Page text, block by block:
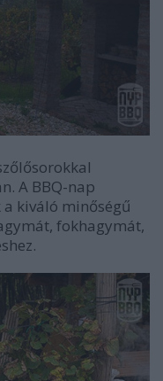
A BBQ-nap
kiváló minőségű
fokhagymát,